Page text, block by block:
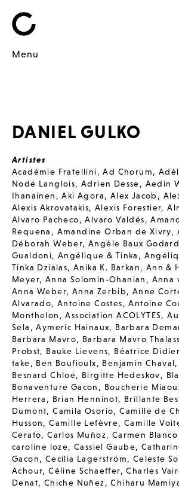
Menu
DANIEL GULKO
Artistes
Académie Fratellini,Ad Chorum,
Nodé Langlois,Adrien Desse, Aedín
Ihanainen ,Aki Agora, Alex Jacob ,
Alexis Akrovatakis,Alexis Forestier,
Alvaro Pacheco,Alvaro Valdés,
Requena , Amandine Orban de Xivry,
Déborah Weber,Angèle Baux Godard
Gualdoni,Angélique & Tinka ,
Tinka Dzialas,Anika K. Barkan, Ann &
Meyer, Anna Solomin-Ohanian , Anna
Anna Weber, Anna Zerbib,Anne
Alvarado,Antoine Costes,Antoine
Monthelon ,Association ACOLYTES,
Sela ,Aymeric Hainaux, Barbara
Barbara Mavro, Barbara Mavro
Probst, Bauke Lievens, Béatrice Didier
take, Ben Boufioulx, Benjamin Chaval,
Besnard Chloé, Birgitte Hedeskov,
Bonaventure Gacon , Boucherie
Herrera , Brian Henninot, Brillante
Dumont,Camila Osorio,Camille de
Husson,Camille Lefèvre,Camille
Cerato,Carlos Muñoz, Carmen
caroline loze,Cassiel Gaube,
Gacon, Cecilia Lagerström, Celeste
Achour,Céline Schaeffer,Charles
Denat, Chiche Nuñez ,Chiharu